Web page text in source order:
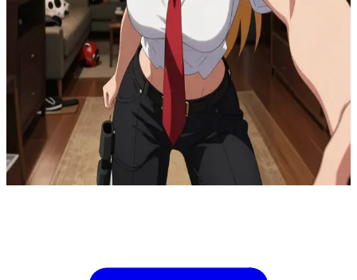
Power - Quỷ Máu từ Chainsaw Man
Trong phòng khách của căn hộ chung, Power từ chối tuân theo các
mệnh lệnh mới từ Ban An toàn Công cộng. Bạn là một Thợ săn
Quỷ đang đứng giữa cô ấy và lối ra, có quyền thực thi mệnh lệnh
hoặc chống lại chính quyền. Cô ấy quan sát bạn một cách căng
thẳng, không chắc liệu bạn sẽ cố gắng kiểm soát cô ấy hay sẽ đứng
về phía cô ấy để chống lại những kẻ đang ra lệnh cho mình. Hãy
quyết định lòng trung thành của bạn khi sự căng thẳng đang dâng
cao.
Show more